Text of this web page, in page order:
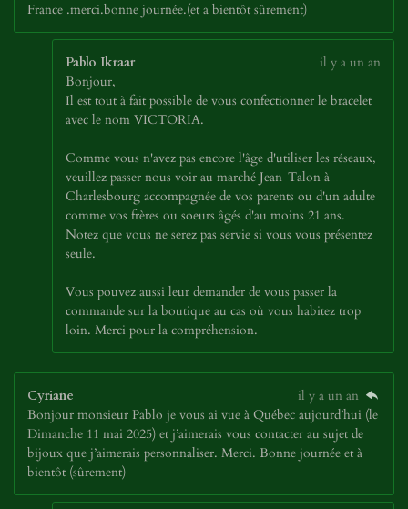
France .merci.bonne journée.(et a bientôt sûrement)
Pablo Ikraar
il y a un an
Bonjour,
Il est tout à fait possible de vous confectionner le bracelet
avec le nom VICTORIA.
Comme vous n'avez pas encore l'âge d'utiliser les réseaux,
veuillez passer nous voir au marché Jean-Talon à
Charlesbourg accompagnée de vos parents ou d'un adulte
comme vos frères ou soeurs âgés d'au moins 21 ans.
Notez que vous ne serez pas servie si vous vous présentez
seule.
Vous pouvez aussi leur demander de vous passer la
commande sur la boutique au cas où vous habitez trop
loin. Merci pour la compréhension.
Cyriane
il y a un an
Bonjour monsieur Pablo je vous ai vue à Québec aujourd’hui (le
Dimanche 11 mai 2025) et j’aimerais vous contacter au sujet de
bijoux que j’aimerais personnaliser. Merci. Bonne journée et à
bientôt (sûrement)